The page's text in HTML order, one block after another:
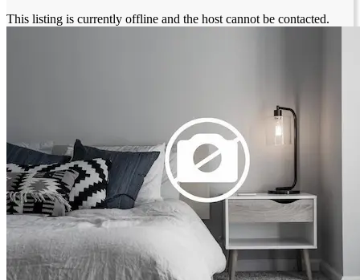
This listing is currently offline and the host cannot be contacted.